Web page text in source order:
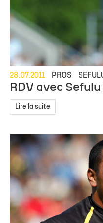
28.07.2011 PROS
RDV avec
Lire la suite